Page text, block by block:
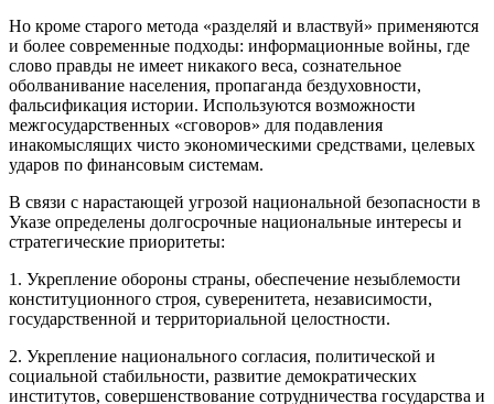
Но кроме старого метода «разделяй и властвуй» применяются
и более современные подходы: информационные войны, где
слово правды не имеет никакого веса, сознательное
оболванивание населения, пропаганда бездуховности,
фальсификация истории. Используются возможности
межгосударственных «сговоров» для подавления
инакомыслящих чисто экономическими средствами, целевых
ударов по финансовым системам.
В связи с нарастающей угрозой национальной безопасности в
Указе определены долгосрочные национальные интересы и
стратегические приоритеты:
1. Укрепление обороны страны, обеспечение незыблемости
конституционного строя, суверенитета, независимости,
государственной и территориальной целостности.
2. Укрепление национального согласия, политической и
социальной стабильности, развитие демократических
институтов, совершенствование сотрудничества государства и